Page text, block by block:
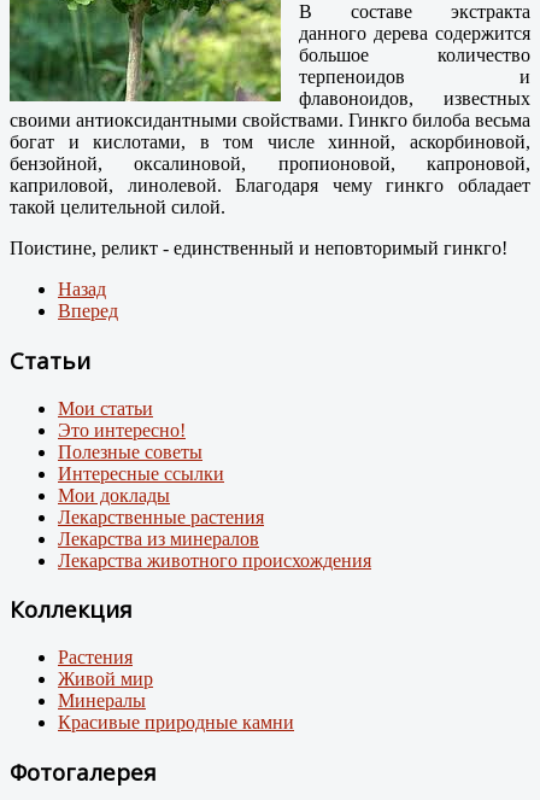
В составе экстракта
данного дерева содержится
большое количество
терпеноидов и
флавоноидов, известных
своими антиоксидантными свойствами. Гинкго билоба весьма
богат и кислотами, в том числе хинной, аскорбиновой,
бензойной, оксалиновой, пропионовой, капроновой,
каприловой, линолевой. Благодаря чему гинкго обладает
такой целительной силой.
Поистине, реликт - единственный и неповторимый гинкго!
Назад
Вперед
Статьи
Мои статьи
Это интересно!
Полезные советы
Интересные ссылки
Мои доклады
Лекарственные растения
Лекарства из минералов
Лекарства животного происхождения
Коллекция
Растения
Живой мир
Минералы
Красивые природные камни
Фотогалерея